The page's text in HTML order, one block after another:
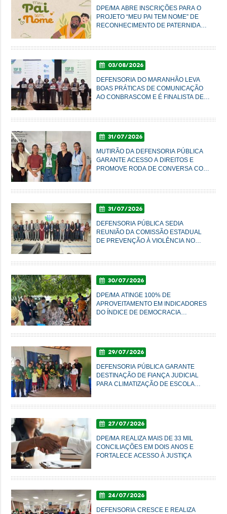
DPE/MA ABRE INSCRIÇÕES PARA O
PROJETO “MEU PAI TEM NOME” DE
RECONHECIMENTO DE PATERNIDADE
03/08/2026
DEFENSORIA DO MARANHÃO LEVA
BOAS PRÁTICAS DE COMUNICAÇÃO
AO CONBRASCOM E É FINALISTA DE
31/07/2026
MUTIRÃO DA DEFENSORIA PÚBLICA
GARANTE ACESSO A DIREITOS E
PROMOVE RODA DE CONVERSA COM
31/07/2026
DEFENSORIA PÚBLICA SEDIA
REUNIÃO DA COMISSÃO ESTADUAL
DE PREVENÇÃO À VIOLÊNCIA NO
30/07/2026
DPE/MA ATINGE 100% DE
APROVEITAMENTO EM INDICADORES
DO ÍNDICE DE DEMOCRACIA
29/07/2026
DEFENSORIA PÚBLICA GARANTE
DESTINAÇÃO DE FIANÇA JUDICIAL
PARA CLIMATIZAÇÃO DE ESCOLA
27/07/2026
DPE/MA REALIZA MAIS DE 33 MIL
CONCILIAÇÕES EM DOIS ANOS E
FORTALECE ACESSO À JUSTIÇA
24/07/2026
DEFENSORIA CRESCE E REALIZA